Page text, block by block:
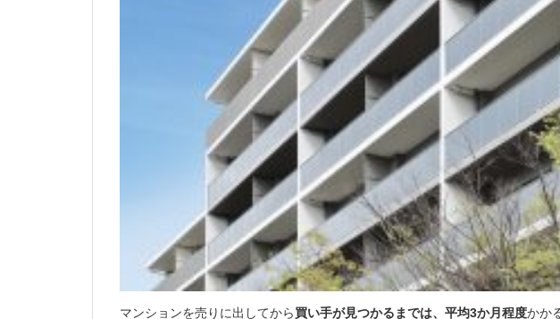
マンションを売りに出してから買い手が見つかるまでは、平均3か月程度かか